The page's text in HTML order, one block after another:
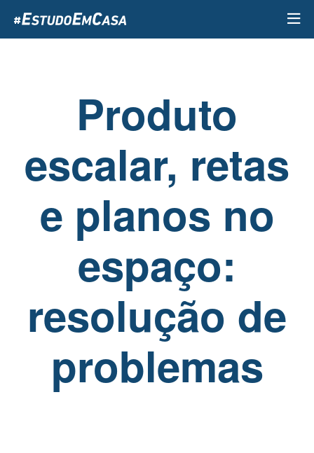
para
o
Produto
escalar, retas
e planos no
espaço:
resolução de
problemas